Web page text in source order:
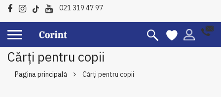
021 319 47 97
Cărți pentru copii
Pagina principală Cărți pentru copii